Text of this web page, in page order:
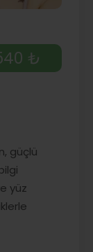
₺
güçlü
yüz